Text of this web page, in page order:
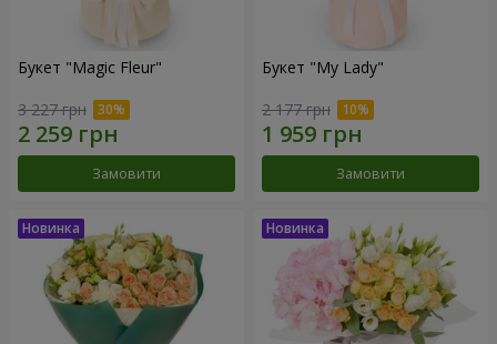
Букет "Magic Fleur"
3 227 грн
Замовити
Букет "My Lady"
2 177 грн
Замовити